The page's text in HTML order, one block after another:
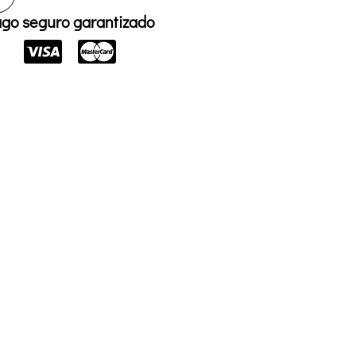
seguro garantizado